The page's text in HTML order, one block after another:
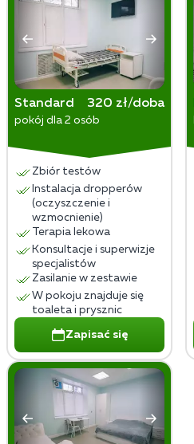
Standard 320 zł/doba
pokój dla 2 osób
Zbiór testów
Instalacja dropperów
(oczyszczenie i
wzmocnienie)
Terapia lekowa
Konsultacje i superwizje
specjalistów
Zasilanie w zestawie
W pokoju znajduje się
toaleta i prysznic
Zapisać się